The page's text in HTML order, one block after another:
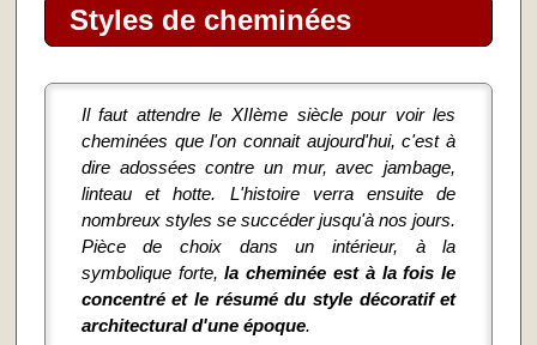
Styles de cheminées
Il faut attendre le XIIème siècle pour voir les
cheminées que l'on connait aujourd'hui, c'est à
dire adossées contre un mur, avec jambage,
linteau et hotte. L'histoire verra ensuite de
nombreux styles se succéder jusqu'à nos jours.
Pièce de choix dans un intérieur, à la
symbolique forte,la cheminée est à la fois le
concentré et le résumé du style décoratif et
architectural d'une époque.